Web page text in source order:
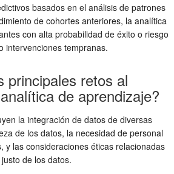
basados en el análisis de patrones
de cohortes anteriores, la analítica
con alta probabilidad de éxito o riesgo
intervenciones tempranas.
principales retos al
de aprendizaje?
la integración de datos de diversas
de los datos, la necesidad de personal
y las consideraciones éticas relacionadas
de los datos.